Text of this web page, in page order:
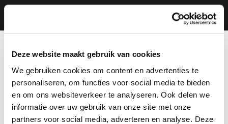
Deze website maakt gebruik van cookies
We gebruiken cookies om content en advertenties te
personaliseren, om functies voor social media te bieden
en om ons websiteverkeer te analyseren. Ook delen we
informatie over uw gebruik van onze site met onze
partners voor social media, adverteren en analyse. Deze